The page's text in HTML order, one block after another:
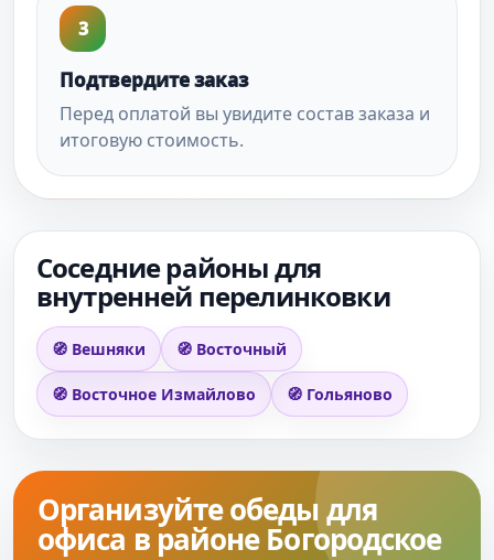
3
Подтвердите заказ
Перед оплатой вы увидите состав заказа и
итоговую стоимость.
Соседние районы для
внутренней перелинковки
🧭 Вешняки 🧭 Восточный
🧭 Восточное Измайлово 🧭 Гольяново
Организуйте обеды для
офиса в районе Богородское